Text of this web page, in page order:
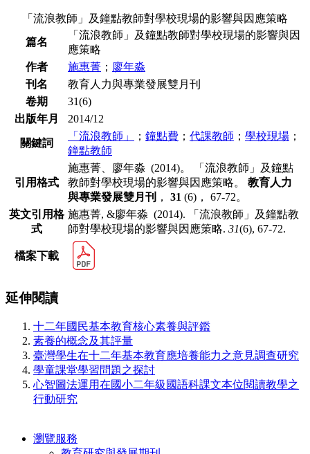
「流浪教師」及鐘點教師對學校現場的影響與因應策略
篇名
「流浪教師」及鐘點教師對學校現場的影響與因
應策略
作者
施惠菁 ； 廖年淼
刊名
教育人力與專業發展雙月刊
卷期
31(6)
出版年月
2014/12
關鍵詞
「流浪教師」 ； 鐘點費 ； 代課教師 ； 學校現場 ；
鐘點教師
引用格式
施惠菁、廖年淼 (2014)。 「流浪教師」及鐘點
教師對學校現場的影響與因應策略。 教育人力
與專業發展雙月刊
， 31 (6)， 67-72。
英文引用格
式
施惠菁, &廖年淼 (2014). 「流浪教師」及鐘點教
師對學校現場的影響與因應策略. 31(6), 67-72.
檔案下載
延伸閱讀
十二年國民基本教育核心素養與評鑑
素養的概念及其評量
臺灣學生在十二年基本教育應培養能力之意見調查研究
學童課堂學習問題之探討
心智圖法運用在國小二年級國語科課文本位閱讀教學之
行動研究
瀏覽服務